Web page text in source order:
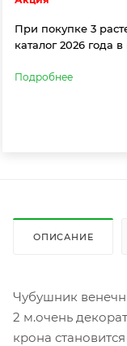
При покупке 3
каталог 2026 года
Подробнее
ОПИСАНИЕ
Чубушник
2 м.очень
крона